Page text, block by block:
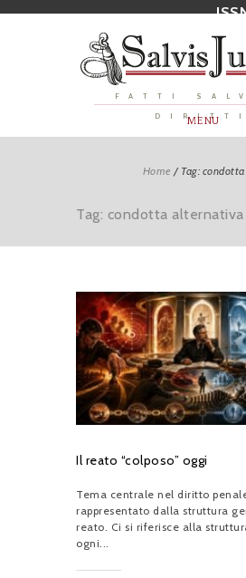
FATTI
DIRITTI
MENU
Home / Tag:
Tag: condotta
Il reato “colposo” oggi
Tema centrale nel diritto
rappresentato dalla struttura
reato. Ci si riferisce alla
ogni...